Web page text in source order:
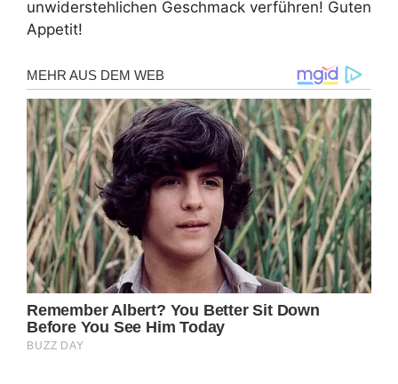
unwiderstehlichen Geschmack verführen! Guten
Appetit!